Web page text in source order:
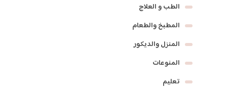
الطب و العلاج
المطبخ والطعام
المنزل والديكور
المنوعات
تعليم